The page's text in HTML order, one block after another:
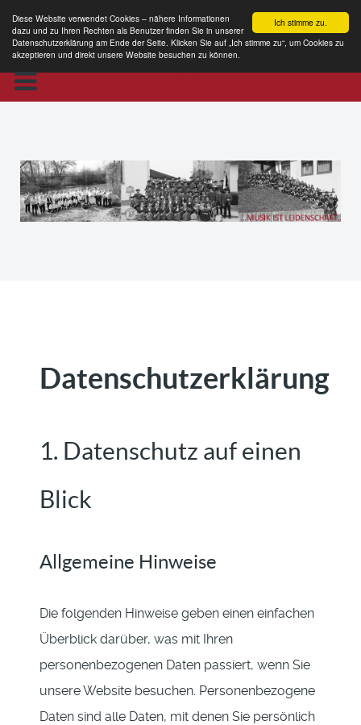
Ich stimme zu.
Diese Website verwendet Cookies – nähere Informationen
dazu und zu Ihren Rechten als Benutzer finden Sie in unserer
Datenschutzerklärung am Ende der Seite. Klicken Sie auf „Ich stimme zu“, um Cookies zu
akzeptieren und direkt unsere Website besuchen zu können.
MKE
Datenschutzerklärung
1. Datenschutz auf einen
Blick
Allgemeine Hinweise
Die folgenden Hinweise geben einen einfachen
Überblick darüber, was mit Ihren
personenbezogenen Daten passiert, wenn Sie
unsere Website besuchen. Personenbezogene
Daten sind alle Daten, mit denen Sie persönlich